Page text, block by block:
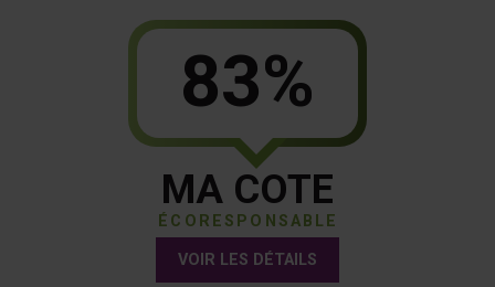
83%
MA COTE
ÉCORESPONSABLE
VOIR LES DÉTAILS